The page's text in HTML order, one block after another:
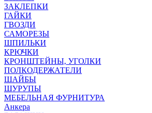
ЗАКЛЕПКИ
ГАЙКИ
ГВОЗДИ
САМОРЕЗЫ
ШПИЛЬКИ
КРЮЧКИ
КРОНШТЕЙНЫ, УГОЛКИ
ПОЛКОДЕРЖАТЕЛИ
ШАЙБЫ
ШУРУПЫ
МЕБЕЛЬНАЯ ФУРНИТУРА
Анкера